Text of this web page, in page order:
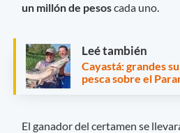
un millón de pesoscada uno.
Leé también
Cayastá: grandes
pesca sobre el
El ganador del certamen se